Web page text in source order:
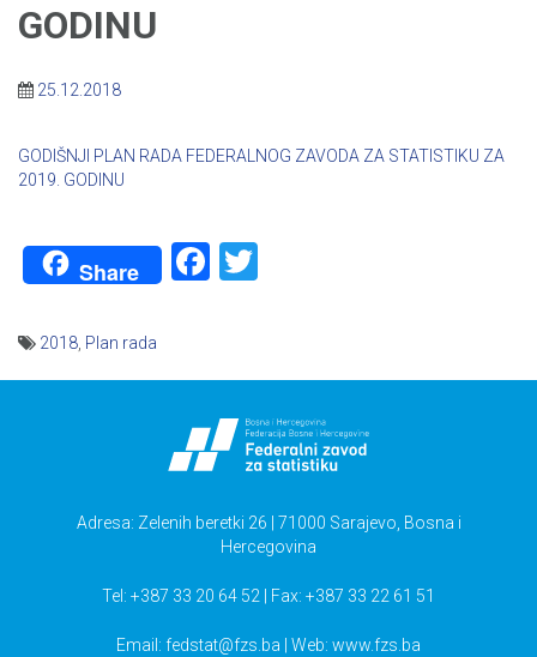
GODINU
25.12.2018
GODIŠNJI PLAN RADA FEDERALNOG ZAVODA ZA STATISTIKU ZA
2019. GODINU
Share Facebook
2018 Plan rada
Adresa: Zelenih beretki 26 | 71000 Sarajevo, Bosna i
Hercegovina
Tel: +387 33 20 64 52 | Fax: +387 33 22 61 51
Email: fedstat@fzs.ba | Web: www.fzs.ba